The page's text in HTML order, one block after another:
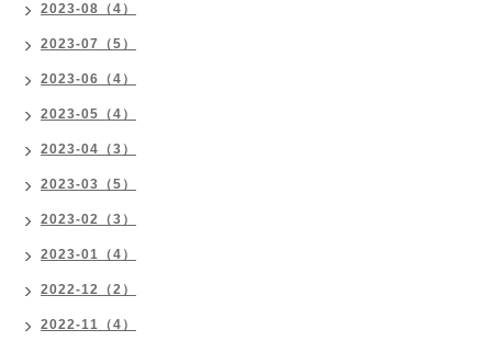
2023-08（4）
2023-07（5）
2023-06（4）
2023-05（4）
2023-04（3）
2023-03（5）
2023-02（3）
2023-01（4）
2022-12（2）
2022-11（4）